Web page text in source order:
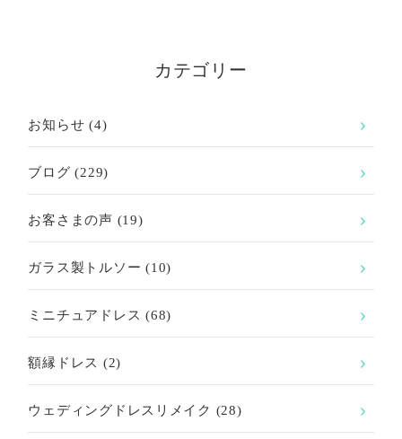
カテゴリー
お知らせ (4)
ブログ (229)
お客さまの声 (19)
ガラス製トルソー (10)
ミニチュアドレス (68)
額縁ドレス (2)
ウェディングドレスリメイク (28)